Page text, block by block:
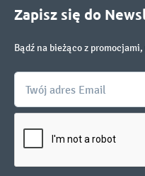
Zapisz się do
Bądź na bieżąco z